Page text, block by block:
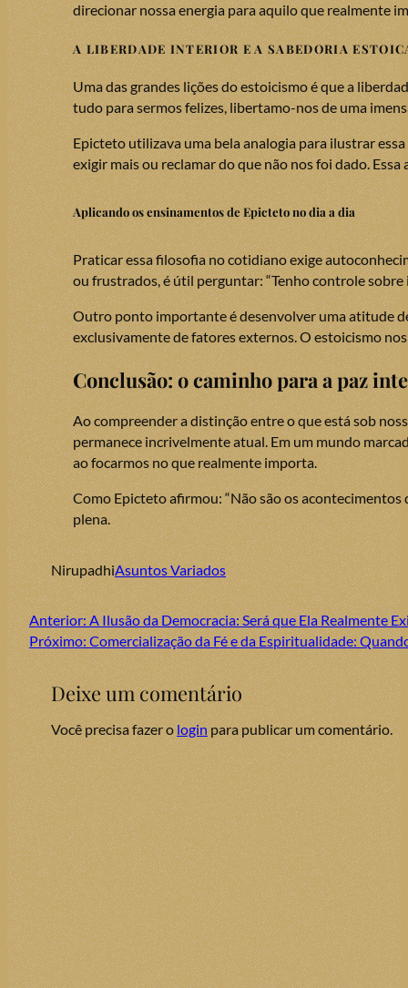
direcionar nossa energia para aquilo que realmente
A LIBERDADE INTERIOR E A SABEDORIA
Uma das grandes lições do estoicismo é que a
tudo para sermos felizes, libertamo-nos de uma
Epicteto utilizava uma bela analogia para ilustrar
exigir mais ou reclamar do que não nos foi dado.
Aplicando os ensinamentos de Epicteto no dia a dia
Praticar essa filosofia no cotidiano exige
ou frustrados, é útil perguntar: “Tenho controle sobre
Outro ponto importante é desenvolver uma atitude
exclusivamente de fatores externos. O estoicismo
Conclusão: o caminho para a paz
Ao compreender a distinção entre o que está sob
permanece incrivelmente atual. Em um mundo
ao focarmos no que realmente importa.
Como Epicteto afirmou: “Não são os acontecimentos
plena.
NirupadhiAsuntos Variados
Anterior:A Ilusão da Democracia: Será que Ela Realmente
Próximo:Comercialização da Fé e da Espiritualidade:
Deixe um comentário
Você precisa fazer ologinpara publicar um comentário.